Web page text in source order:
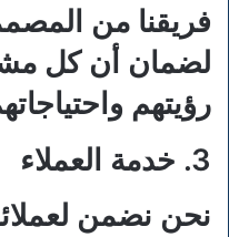
فريقنا من
لضمان أن كل
رؤيتهم
3. خدمة العملاء
نحن نضمن